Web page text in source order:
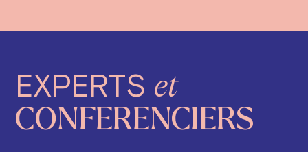
EXPERTS et
CONFERENCIERS